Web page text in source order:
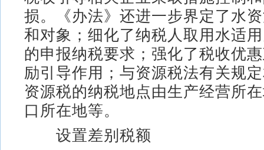
损。《办法》还进一步界定了水
和对象；细化了纳税人取用水适
的申报纳税要求；强化了税收优
励引导作用；与资源税法有关规
资源税的纳税地点由生产经营所
口所在地等。
设置差别税额